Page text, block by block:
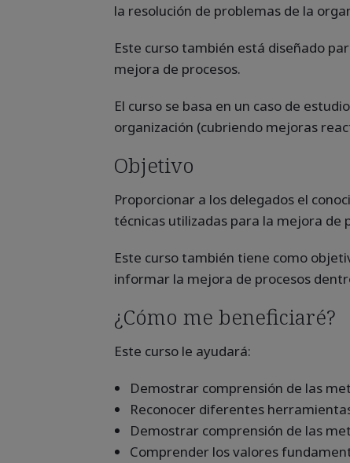
la resolución de problemas de la
Este curso también está diseñado
mejora de procesos.
El curso se basa en un caso de
organización (cubriendo mejoras
Objetivo
Proporcionar a los delegados el
técnicas utilizadas para la mejora de
Este curso también tiene como
informar la mejora de procesos
¿Cómo me beneficiaré?
Este curso le ayudará:
Demostrar comprensión de las
Reconocer diferentes
Demostrar comprensión de las
Comprender los valores